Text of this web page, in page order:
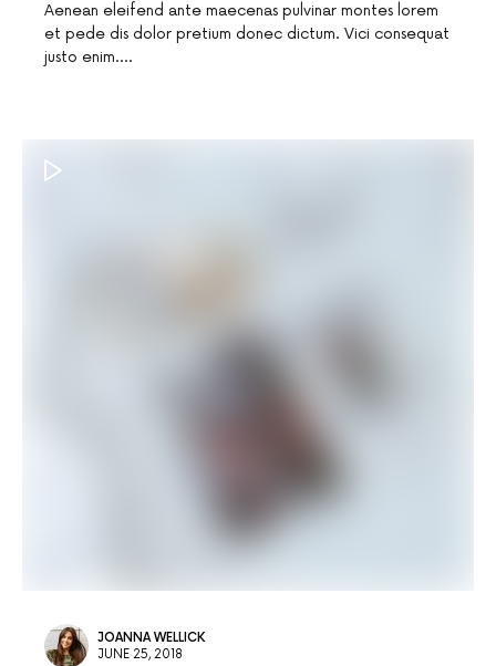
Aenean eleifend ante maecenas pulvinar montes lorem
et pede dis dolor pretium donec dictum. Vici consequat
justo enim.…
JOANNA WELLICK
JUNE 25, 2018